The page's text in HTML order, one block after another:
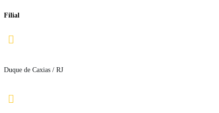
Filial

Duque de Caxias / RJ
